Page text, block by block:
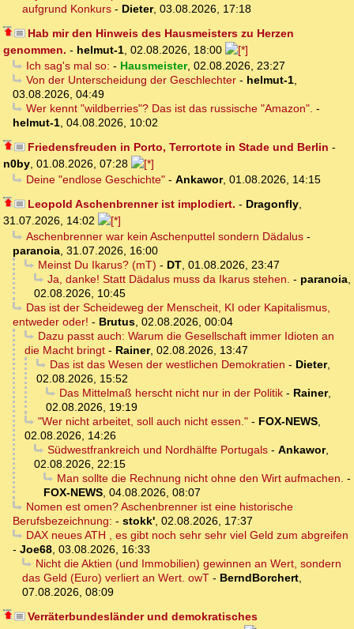
aufgrund Konkurs - Dieter, 03.08.2026, 17:18
Hab mir den Hinweis des Hausmeisters zu Herzen
genommen. - helmut-1, 02.08.2026, 18:00
Ich sag's mal so: - Hausmeister, 02.08.2026, 23:27
Von der Unterscheidung der Geschlechter- helmut-1,
03.08.2026, 04:49
Wer kennt "wildberries"? Das ist das russische "Amazon". -
helmut-1, 04.08.2026, 10:02
Friedensfreuden in Porto, Terrortote in Stade und Berlin -
n0by, 01.08.2026, 07:28
Deine "endlose Geschichte"- Ankawor, 01.08.2026, 14:15
Leopold Aschenbrenner ist implodiert. - Dragonfly,
31.07.2026, 14:02
Aschenbrenner war kein Aschenputtel sondern Dädalus-
paranoia, 31.07.2026, 16:00
Meinst Du Ikarus? (mT) - DT, 01.08.2026, 23:47
Ja, danke! Statt Dädalus muss da Ikarus stehen. - paranoia,
02.08.2026, 10:45
Das ist der Scheideweg der Menscheit, KI oder Kapitalismus,
entweder oder! - Brutus, 02.08.2026, 00:04
Dazu passt auch: Warum die Gesellschaft immer Idioten an
die Macht bringt - Rainer, 02.08.2026, 13:47
Das ist das Wesen der westlichen Demokratien - Dieter,
02.08.2026, 15:52
Das Mittelmaß herscht nicht nur in der Politik- Rainer,
02.08.2026, 19:19
"Wer nicht arbeitet, soll auch nicht essen."- FOX-NEWS,
02.08.2026, 14:26
Südwestfrankreich und Nordhälfte Portugals- Ankawor,
02.08.2026, 22:15
Man sollte die Rechnung nicht ohne den Wirt aufmachen. -
FOX-NEWS, 04.08.2026, 08:07
Nomen est omen? Aschenbrenner ist eine historische
Berufsbezeichnung: - stokk', 02.08.2026, 17:37
DAX neues ATH , es gibt noch sehr sehr viel Geld zum abgreifen
- Joe68, 03.08.2026, 16:33
Nicht die Aktien (und Immobilien) gewinnen an Wert, sondern
das Geld (Euro) verliert an Wert. owT - BerndBorchert,
07.08.2026, 08:09
Verräterbundesländer und demokratisches